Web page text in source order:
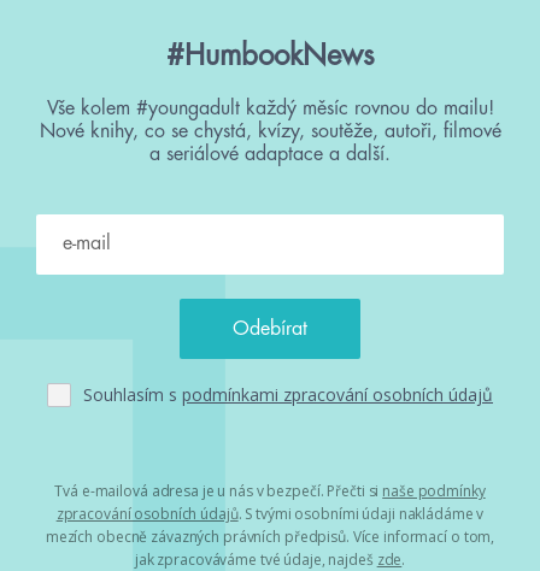
#HumbookNews
Vše kolem #youngadult každý měsíc rovnou do mailu!
Nové knihy, co se chystá, kvízy, soutěže, autoři, filmové
a seriálové adaptace a další.
Souhlasím s podmínkami zpracování osobních údajů
Tvá e-mailová adresa je u nás v bezpečí. Přečti si naše podmínky
zpracování osobních údajů. S tvými osobními údaji nakládáme v
mezích obecně závazných právních předpisů. Více informací o tom,
jak zpracováváme tvé údaje, najdeš zde.